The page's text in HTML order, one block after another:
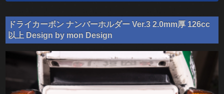
ドライカーボン ナンバーホルダー Ver.3 2.0mm厚 126cc
以上 Design by mon Design